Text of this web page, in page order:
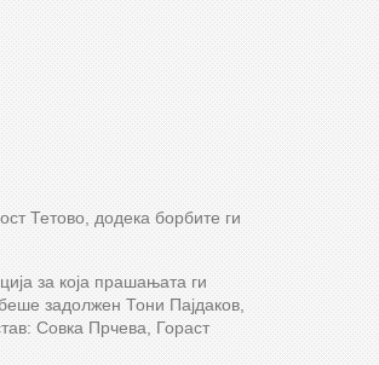
Тетово, додека борбите ги
за која прашањата ги
задолжен Тони Пајдаков,
Совка Прчева, Гораст